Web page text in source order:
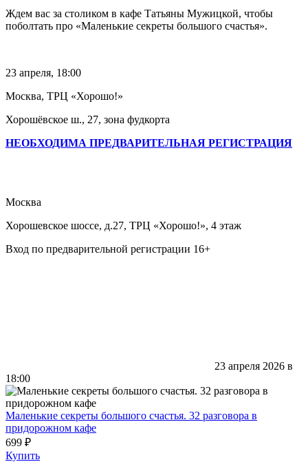
Ждем вас за столиком в кафе Татьяны Мужицкой, чтобы
поболтать про «Маленькие секреты большого счастья».
23 апреля, 18:00
Москва, ТРЦ «Хорошо!»
Хорошёвское ш., 27, зона фудкорта
НЕОБХОДИМА ПРЕДВАРИТЕЛЬНАЯ РЕГИСТРАЦИЯ
Москва
Хорошевское шоссе, д.27, ТРЦ «Хорошо!», 4 этаж
Вход по предварительной регистрации 16+
23 апреля 2026 в
18:00
Маленькие секреты большого счастья. 32 разговора в
придорожном кафе
699 ₽
Купить